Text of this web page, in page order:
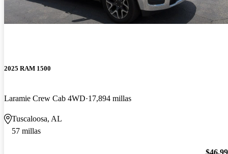
2025 RAM 1500
Laramie Crew Cab 4WD 17,894 millas
Tuscaloosa, AL
57 millas